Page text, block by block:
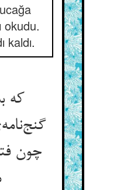
okudu.
kaldı.
که
چون
مشقها